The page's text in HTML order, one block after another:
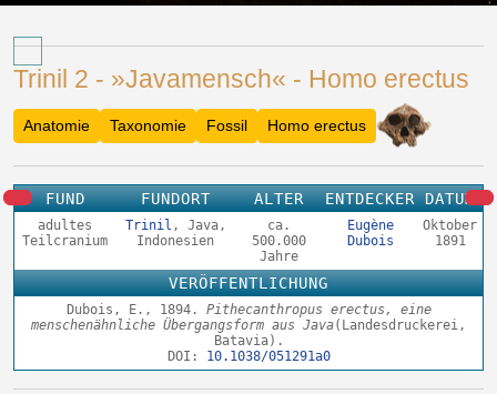
Trinil 2 - »Javamensch« - Homo erectus
Anatomie Taxonomie Fossil Homo erectus
FUND FUNDORT ALTER ENTDECKER DATUM
adultes
Teilcranium
Trinil , Java,
Indonesien
ca.
500.000
Jahre
Eugène
Dubois
Oktober
1891
VERÖFFENTLICHUNG
Dubois, E., 1894. Pithecanthropus erectus, eine
menschenähnliche Übergangsform aus Java(Landesdruckerei,
Batavia).
DOI:
10.1038/051291a0